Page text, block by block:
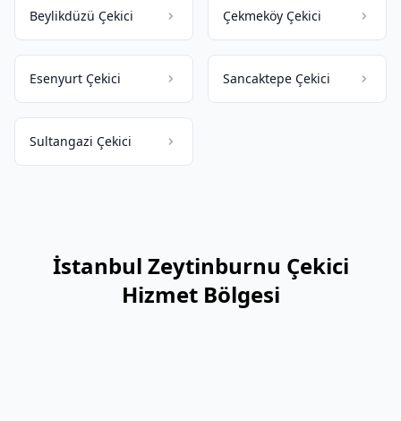
Beylikdüzü Çekici Çekmeköy Çekici
Esenyurt Çekici Sancaktepe Çekici
Sultangazi Çekici
İstanbul Zeytinburnu Çekici
Hizmet Bölgesi